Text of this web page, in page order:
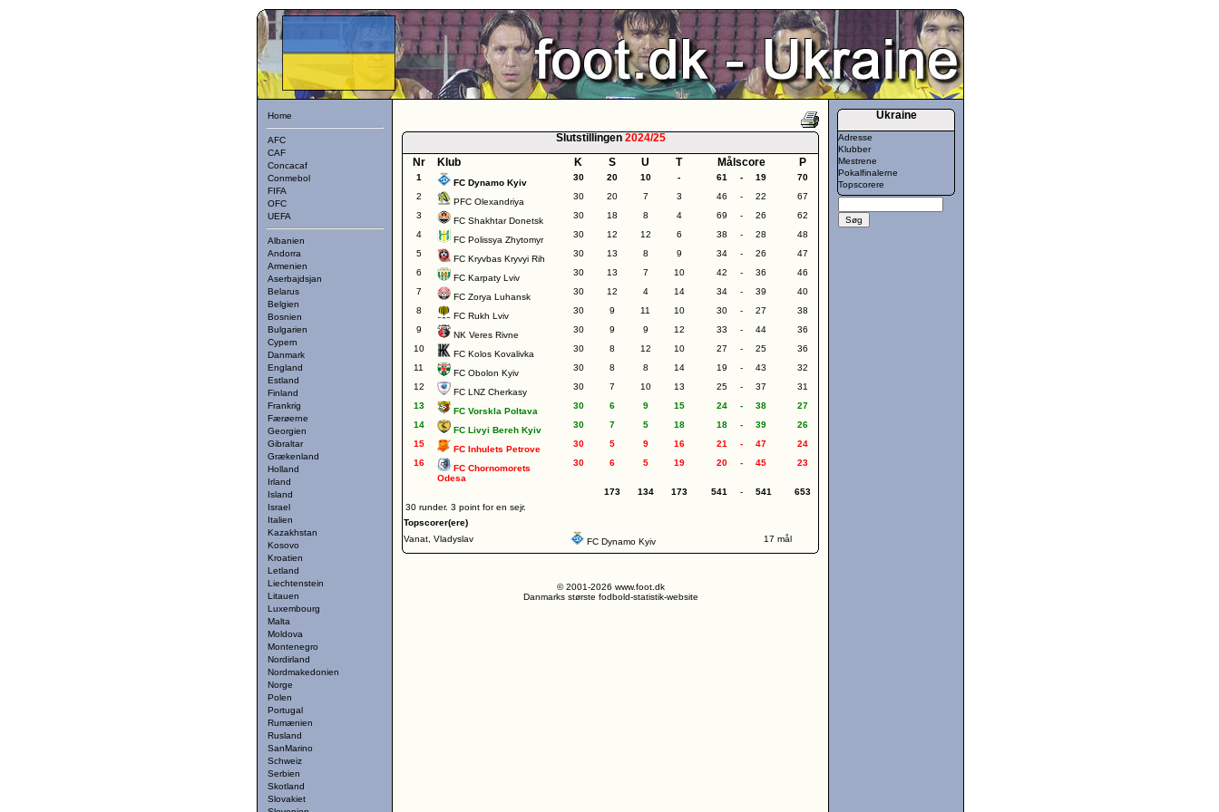
Home
AFC
CAF
Concacaf
Conmebol
FIFA
OFC
UEFA
Albanien
Andorra
Armenien
Aserbajdsjan
Belarus
Belgien
Bosnien
Bulgarien
Cypern
Danmark
England
Estland
Finland
Frankrig
Færøerne
Georgien
Gibraltar
Grækenland
Holland
Irland
Island
Israel
Italien
Kazakhstan
Kosovo
Kroatien
Letland
Liechtenstein
Litauen
Luxembourg
Malta
Moldova
Montenegro
Nordirland
Nordmakedonien
Norge
Polen
Portugal
Rumænien
Rusland
SanMarino
Schweiz
Serbien
Skotland
Slovakiet
Slutstillingen 2024/25
Nr
Klub K S U T Målscore P
1
FC Dynamo Kyiv
30 20 10 - 61 - 19
70
2
PFC Olexandriya
30 20 7 3 46 - 22
67
3
FC Shakhtar Donetsk
30 18 8 4 69 - 26
62
4
FC Polissya Zhytomyr
30 12 12 6 38 - 28
48
5
FC Kryvbas Kryvyi Rih
30 13 8 9 34 - 26
47
6
FC Karpaty Lviv
30 13 7 10 42 - 36
46
7
FC Zorya Luhansk
30 12 4 14 34 - 39
40
8
FC Rukh Lviv
30 9 11 10 30 - 27
38
9
NK Veres Rivne
30 9 9 12 33 - 44
36
10
FC Kolos Kovalivka
30 8 12 10 27 - 25
36
11
FC Obolon Kyiv
30 8 8 14 19 - 43
32
12
FC LNZ Cherkasy
30 7 10 13 25 - 37
31
13
FC Vorskla Poltava
30 6 9 15 24 - 38
27
14
FC Livyi Bereh Kyiv
30 7 5 18 18 - 39
26
15
FC Inhulets Petrove
30 5 9 16 21 - 47
24
16
FC Chornomorets
Odesa
30 6 5 19 20 - 45 23
173 134 173 541 - 541
653
30 runder. 3 point for en sejr.
Topscorer(ere)
Vanat, Vladyslav
FC Dynamo Kyiv 17 mål
© 2001-2026 www.foot.dk
Danmarks største fodbold-statistik-website
Ukraine
Adresse
Klubber
Mestrene
Pokalfinalerne
Topscorere